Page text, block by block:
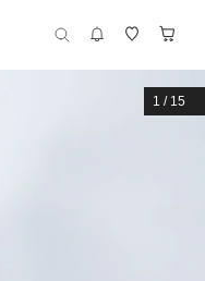
1 / 15